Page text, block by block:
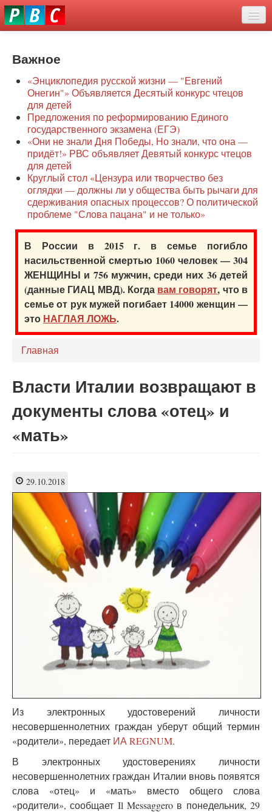
Перейти
к
О нас
Защита семей
Образование
Наше сопротивление
Регионы
Видео
Важное
«Энциклопедия русской жизни — "Евгений
Онегин"» Объявляется Десятый конкурс чтецов
для детей
Предложения по реформированию Единого
государственного экзамена (ЕГЭ)
«Они не знали Дня Победы, Но знали, что она —
придёт!» РВС объявляет Девятый конкурс чтецов
для детей
Круглый стол «Цензура или творчество без
оглядки — должны ли у общества быть рычаги для
сдерживания опасных процессов? О политической
проблеме "Слова пацана" и не только»
В России в 2015 г. в семье погибло
насильственной смертью 1060 человек — 304
ЖЕНЩИНЫ и 756 мужчин, среди них 36 детей
(данные ГИАЦ МВД). Когда вам говорят, что в
семье от рук мужей погибает 14000 женщин —
это НАГЛАЯ ЛОЖЬ.
Главная
Власти Италии возвращают в
документы слова «отец» и
«мать»
29.10.2018
Из электронных удостоверений личности
несовершеннолетних граждан уберут общий термин
«родители», передает ИА REGNUM.
В электронных удостоверениях личности
несовершеннолетних граждан Италии вновь появятся
слова «отец» и «мать» вместо общего слова
«родители», сообщает Il Messaggero в понедельник, 29